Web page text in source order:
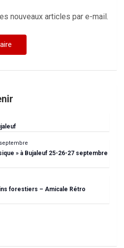
nouveaux articles par e-mail.
» à Bujaleuf 25-26-27 septembre
forestiers – Amicale Rétro